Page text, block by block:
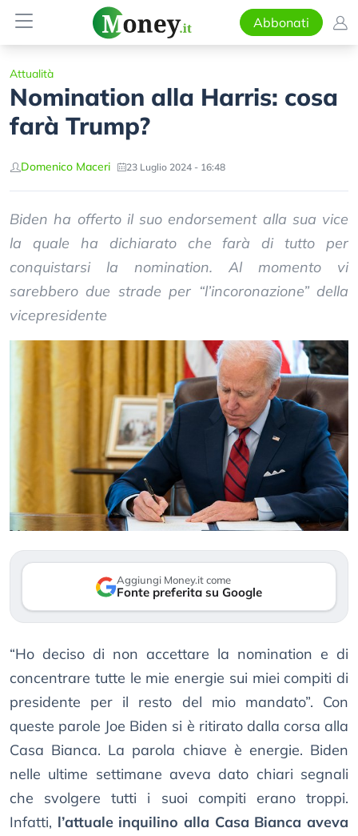
Abbonati
Attualità
Nomination alla Harris: cosa
farà Trump?
Domenico Maceri 23 Luglio 2024 - 16:48
Biden ha offerto il suo endorsement alla sua vice
la quale ha dichiarato che farà di tutto per
conquistarsi la nomination. Al momento vi
sarebbero due strade per “l’incoronazione” della
vicepresidente
Aggiungi Money.it come
Fonte preferita su Google
“Ho deciso di non accettare la nomination e di
concentrare tutte le mie energie sui miei compiti di
presidente per il resto del mio mandato”. Con
queste parole Joe Biden si è ritirato dalla corsa alla
Casa Bianca. La parola chiave è energie. Biden
nelle ultime settimane aveva dato chiari segnali
che svolgere tutti i suoi compiti erano troppi.
Infatti, l’attuale inquilino alla Casa Bianca aveva